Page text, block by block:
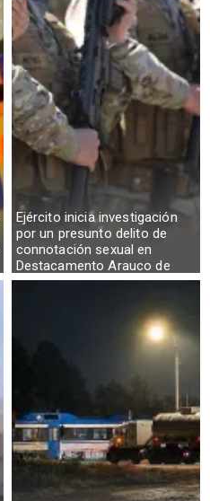
Ejército inicia investigación
por un presunto delito de
connotación sexual en
Destacamento Arauco de
Osorno